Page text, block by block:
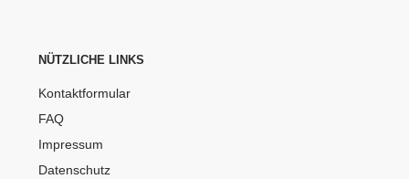
NÜTZLICHE LINKS
Kontaktformular
FAQ
Impressum
Datenschutz